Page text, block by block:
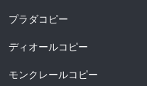
プラダコピー
ディオールコピー
モンクレールコピー